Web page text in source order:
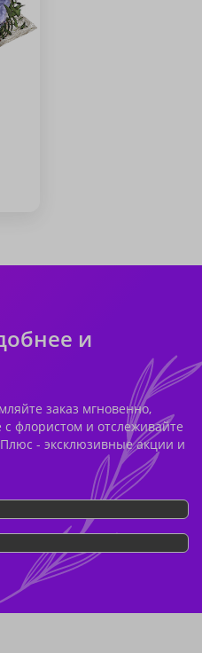
и
заказ мгновенно,
с флористом и отслеживайте
- эксклюзивные акции и